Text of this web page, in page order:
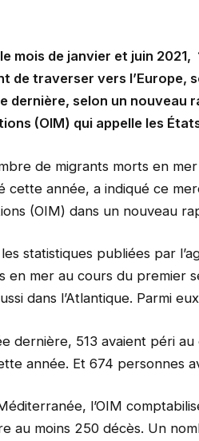
mois de janvier et juin
de traverser vers l’Europe,
dernière, selon un nouveau
(OIM) qui appelle les
de migrants morts en
cette année, a indiqué ce
(OIM) dans un nouveau
statistiques publiées par
en mer au cours du premier
dans l’Atlantique. Parmi
dernière, 513 avaient péri
année. Et 674 personnes
l’OIM
au moins 250 décès. Un